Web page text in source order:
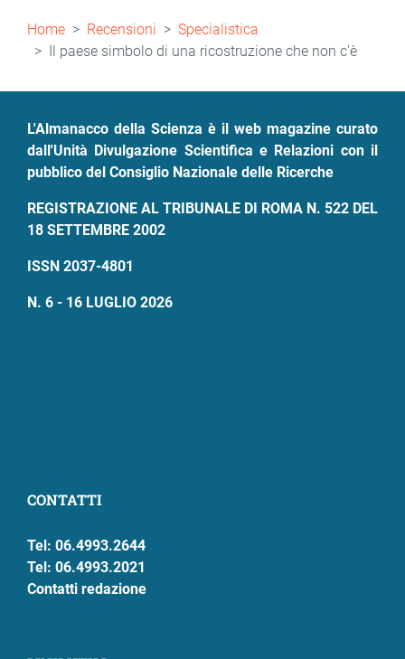
Briciole
di
pane
Home Recensioni
Specialistica
Il paese simbolo di una ricostruzione che non c’è
L'Almanacco della Scienza è il web magazine curato
dall'Unità Divulgazione Scientifica e Relazioni con il
pubblico del Consiglio Nazionale delle Ricerche
REGISTRAZIONE AL TRIBUNALE DI ROMA N. 522 DEL
18 SETTEMBRE 2002
ISSN 2037-4801
N. 6 - 16 LUGLIO 2026
CONTATTI
Tel: 06.4993.2644
Tel: 06.4993.2021
Contatti redazione